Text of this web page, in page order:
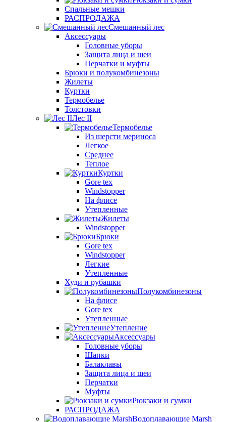
Спальные мешки
РАСПРОДАЖА
Смешанный лес
Аксессуары
Головные уборы
Защита лица и шеи
Перчатки и муфты
Брюки и полукомбинезоны
Жилеты
Куртки
Термобелье
Толстовки
Лес II
Термобелье
Из шерсти мериноса
Легкое
Среднее
Теплое
Куртки
Gore tex
Windstopper
На флисе
Утепленные
Жилеты
Windstopper
Брюки
Gore tex
Windstopper
Легкие
Утепленные
Худи и рубашки
Полукомбинезоны
На флисе
Gore tex
Утепленные
Утепление
Аксессуары
Головные уборы
Шапки
Балаклавы
Защита лица и шеи
Перчатки
Муфты
Рюкзаки и сумки
РАСПРОДАЖА
Водоплавающие Marsh